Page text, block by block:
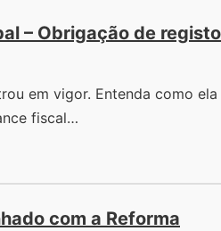
– Obrigação de registo
em vigor. Entenda como ela
fiscal…
com a Reforma